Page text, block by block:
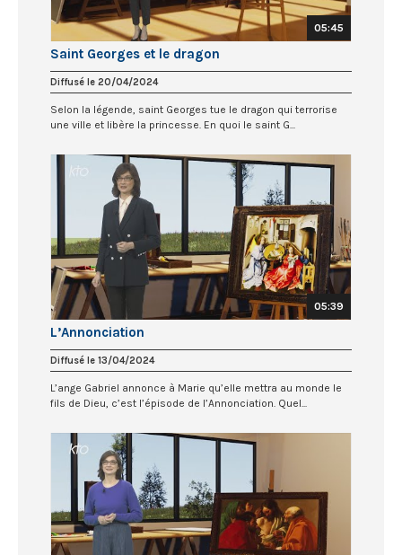
05:45
Saint Georges et le dragon
Diffusé le 20/04/2024
Selon la légende, saint Georges tue le dragon qui terrorise
une ville et libère la princesse. En quoi le saint G...
05:39
L’Annonciation
Diffusé le 13/04/2024
L’ange Gabriel annonce à Marie qu’elle mettra au monde le
fils de Dieu, c’est l’épisode de l’Annonciation. Quel...